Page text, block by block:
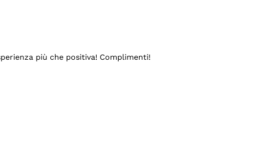
più che positiva! Complimenti!